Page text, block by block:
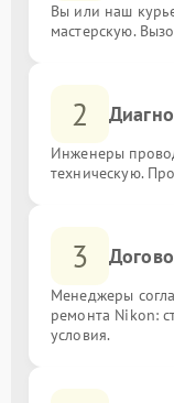
Вы или наш
мастерскую.
2
Инженеры
техническую.
3
Менеджеры
ремонта Nikon:
условия.